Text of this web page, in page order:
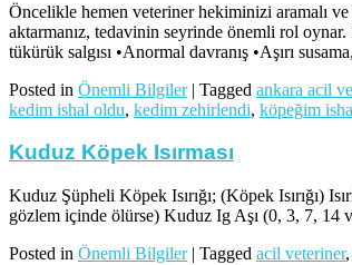
Öncelikle hemen veteriner hekiminizi aramalı
aktarmanız, tedavinin seyrinde önemli rol
tükürük salgısı •Anormal davranış •Aşırı
Posted in Önemli Bilgiler| Tagged ankara acil
kedim ishal oldu, kedim zehirlendi, köpeğim
Kuduz Köpek Isırması
Kuduz Şüpheli Köpek Isırığı; (Köpek Isırığı)
gözlem içinde ölürse) Kuduz Ig Aşı (0, 3, 7, 14
Posted in Önemli Bilgiler| Tagged acil veteriner,